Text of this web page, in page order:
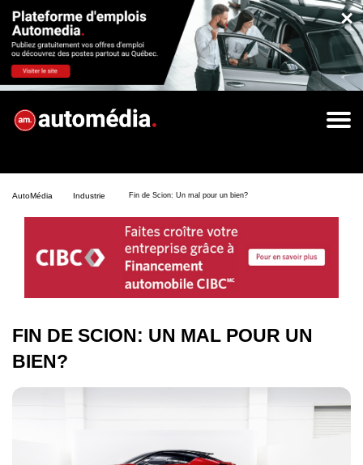
×
AutoMédia Industrie Fin de Scion: Un mal pour un bien?
FIN DE SCION: UN MAL POUR UN
BIEN?